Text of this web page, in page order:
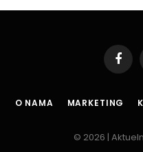
Kadrovska
jan
Podijeli